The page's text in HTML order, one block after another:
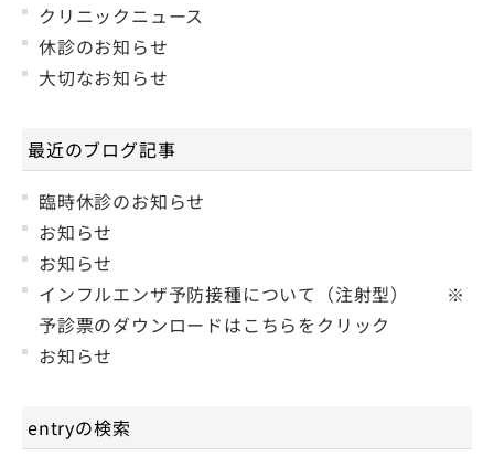
クリニックニュース
休診のお知らせ
大切なお知らせ
最近のブログ記事
臨時休診のお知らせ
お知らせ
お知らせ
インフルエンザ予防接種について（注射型） ※
予診票のダウンロードはこちらをクリック
お知らせ
entryの検索